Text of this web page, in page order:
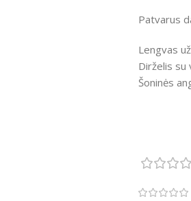
Patvarus
Lengvas
Dirželis
Šoninės